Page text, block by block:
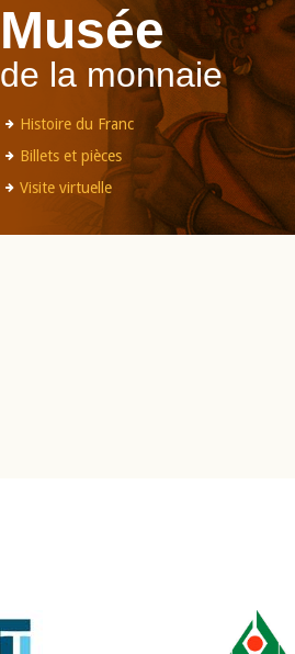
Musée
de la monnaie
Histoire du Franc
Billets et pièces
Visite virtuelle